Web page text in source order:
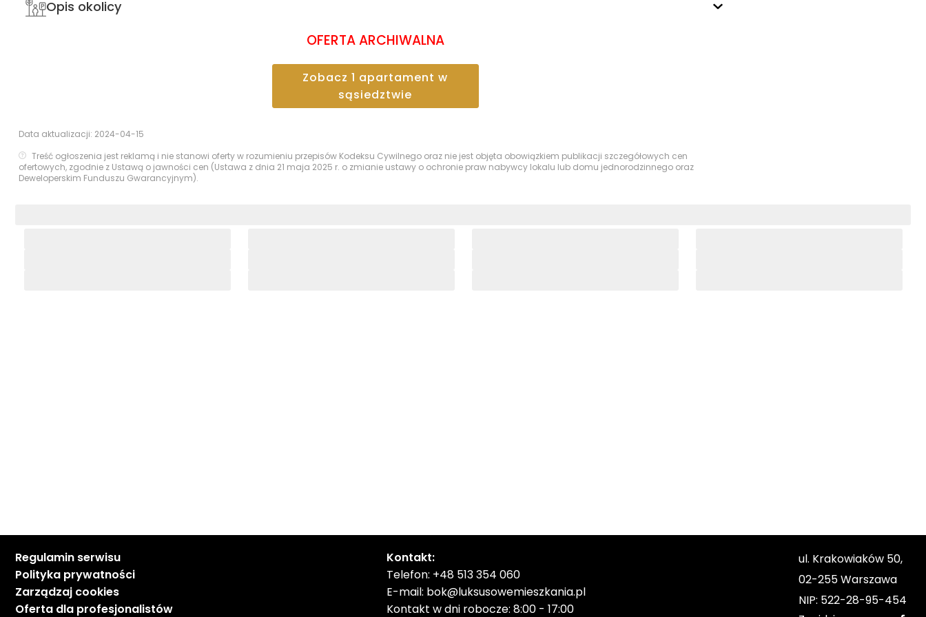
Opis okolicy
OFERTA ARCHIWALNA
Zobacz 1 apartament w
sąsiedztwie
Data aktualizacji: 2024-04-15
Treść ogłoszenia jest reklamą i nie stanowi oferty w rozumieniu przepisów Kodeksu Cywilnego oraz nie jest objęta obowiązkiem publikacji szczegółowych cen
ofertowych, zgodnie z Ustawą o jawności cen (Ustawa z dnia 21 maja 2025 r. o zmianie ustawy o ochronie praw nabywcy lokalu lub domu jednorodzinnego oraz
Deweloperskim Funduszu Gwarancyjnym).
Regulamin serwisu
Polityka prywatności
Zarządzaj cookies
Oferta dla profesjonalistów
Kontakt:
Telefon: +48 513 354 060
E-mail: bok@luksusowemieszkania.pl
Kontakt w dni robocze: 8:00 - 17:00
ul. Krakowiaków 50,
02-255 Warszawa
NIP: 522-28-95-454